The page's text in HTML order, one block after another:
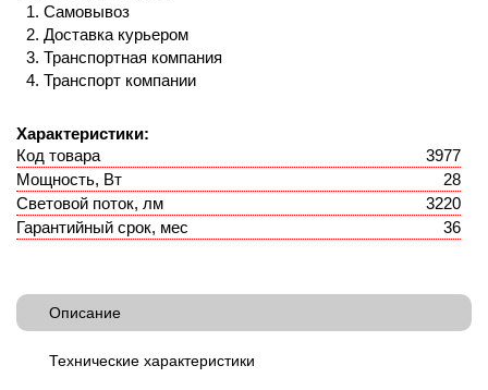
Самовывоз
Доставка курьером
Транспортная компания
Транспорт компании
Характеристики:
Код товара
3977
Мощность, Вт
28
Световой поток, лм
3220
Гарантийный срок, мес
36
Описание
Технические характеристики